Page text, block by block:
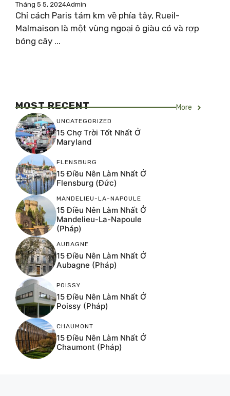
Tháng 5 5, 2024Admin
Chỉ cách Paris tám km về phía tây, Rueil-
Malmaison là một vùng ngoại ô giàu có và rợp
bóng cây ...
MOST RECENT More
UNCATEGORIZED
15 Chợ Trời Tốt Nhất Ở
Maryland
FLENSBURG
15 Điều Nên Làm Nhất Ở
Flensburg (Đức)
MANDELIEU-LA-NAPOULE
15 Điều Nên Làm Nhất Ở
Mandelieu-La-Napoule
(Pháp)
AUBAGNE
15 Điều Nên Làm Nhất Ở
Aubagne (Pháp)
POISSY
15 Điều Nên Làm Nhất Ở
Poissy (Pháp)
CHAUMONT
15 Điều Nên Làm Nhất Ở
Chaumont (Pháp)